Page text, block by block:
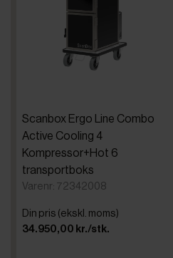
Scanbox Ergo Line Combo
Active Cooling 4
Kompressor+Hot 6
transportboks
Varenr: 72342008
Din pris (ekskl. moms)
34.950,00 kr./stk.